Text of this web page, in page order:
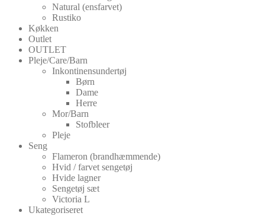
Natural (ensfarvet)
Rustiko
Køkken
Outlet
OUTLET
Pleje/Care/Barn
Inkontinensundertøj
Børn
Dame
Herre
Mor/Barn
Stofbleer
Pleje
Seng
Flameron (brandhæmmende)
Hvid / farvet sengetøj
Hvide lagner
Sengetøj sæt
Victoria L
Ukategoriseret